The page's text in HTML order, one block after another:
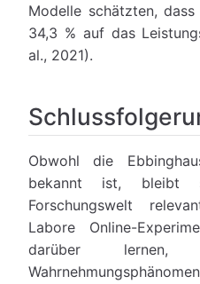
Modelle schätzten,
34,3 % auf das
al., 2021).
Obwohl die
bekannt ist, bleibt
Forschungswelt
Labore Online-
darüber